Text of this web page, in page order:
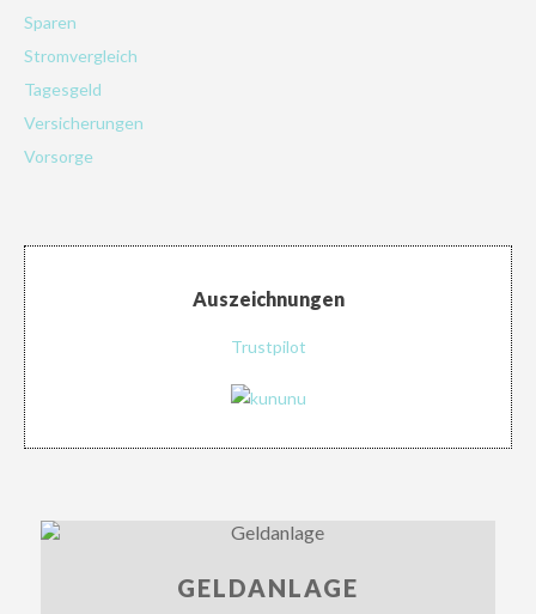
Sparen
Stromvergleich
Tagesgeld
Versicherungen
Vorsorge
Auszeichnungen
Trustpilot
GELDANLAGE